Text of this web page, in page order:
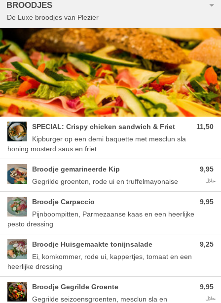
BROODJES
De Luxe broodjes van Plezier
SPECIAL: Crispy chicken sandwich & Friet
Kipburger op een demi baquette met mesclun sla
honing mosterd saus en friet
11,50
Broodje gemarineerde Kip
Gegrilde groenten, rode ui en truffelmayonaise
9,95
Broodje Carpaccio
Pijnboompitten, Parmezaanse kaas en een heerlijke
pesto dressing
9,95
Broodje Huisgemaakte tonijnsalade
Ei, komkommer, rode ui, kappertjes, tomaat en een
heerlijke dressing
9,25
Broodje Gegrilde Groente
Gegrilde seizoensgroenten, mesclun sla en
9,95